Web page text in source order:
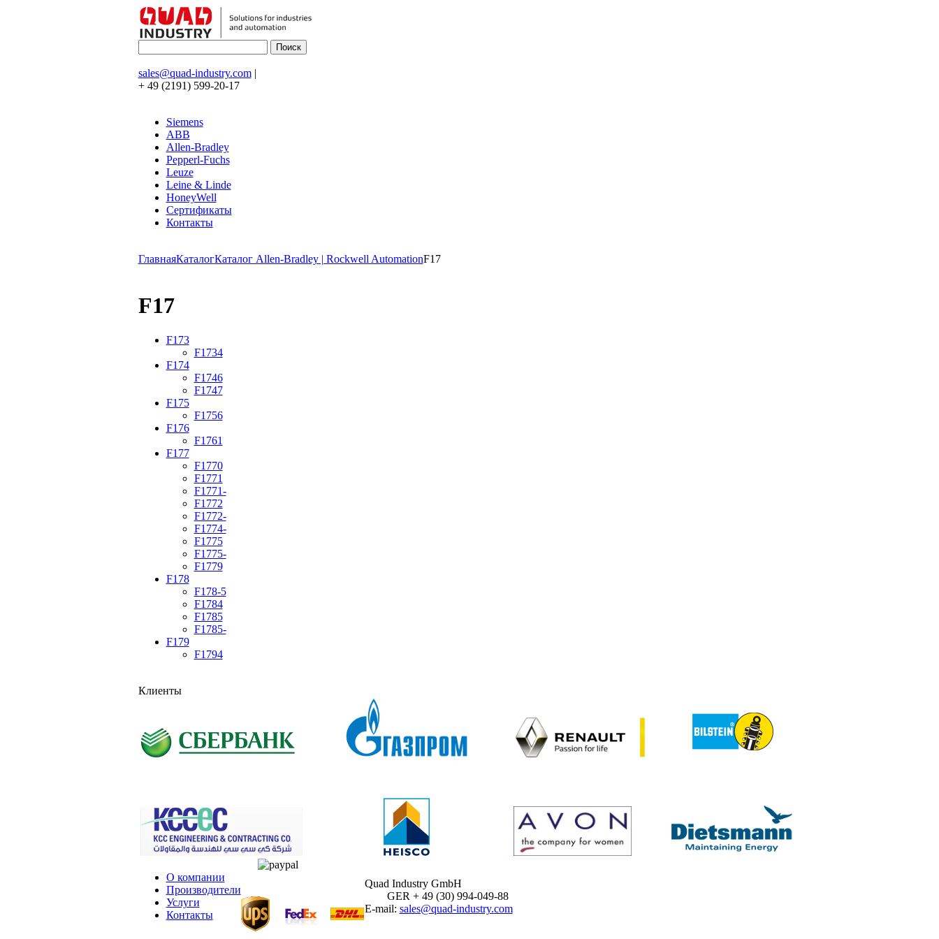
sales@quad-industry.com|
+ 49 (2191) 599-20-17
Siemens
ABB
Allen-Bradley
Pepperl-Fuchs
Leuze
Leine & Linde
HoneyWell
Сертификаты
Контакты
ГлавнаяКаталогКаталог Allen-Bradley | Rockwell AutomationF17
F17
F173
F1734
F174
F1746
F1747
F175
F1756
F176
F1761
F177
F1770
F1771
F1771-
F1772
F1772-
F1774-
F1775
F1775-
F1779
F178
F178-5
F1784
F1785
F1785-
F179
F1794
Клиенты
О компании
Производители
Услуги
Контакты
Quad Industry GmbH
GER + 49 (30) 994-049-88
E-mail: sales@quad-industry.com